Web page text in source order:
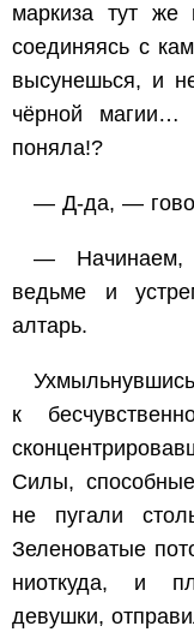
маркиза тут же
соединяясь с
высунешься, и
чёрной
поняла!?
— Д-да, —
— Начинаем,
ведьме и
алтарь.
к
Силы,
не пугали
Зеленоватые
ниоткуда, и
девушки,